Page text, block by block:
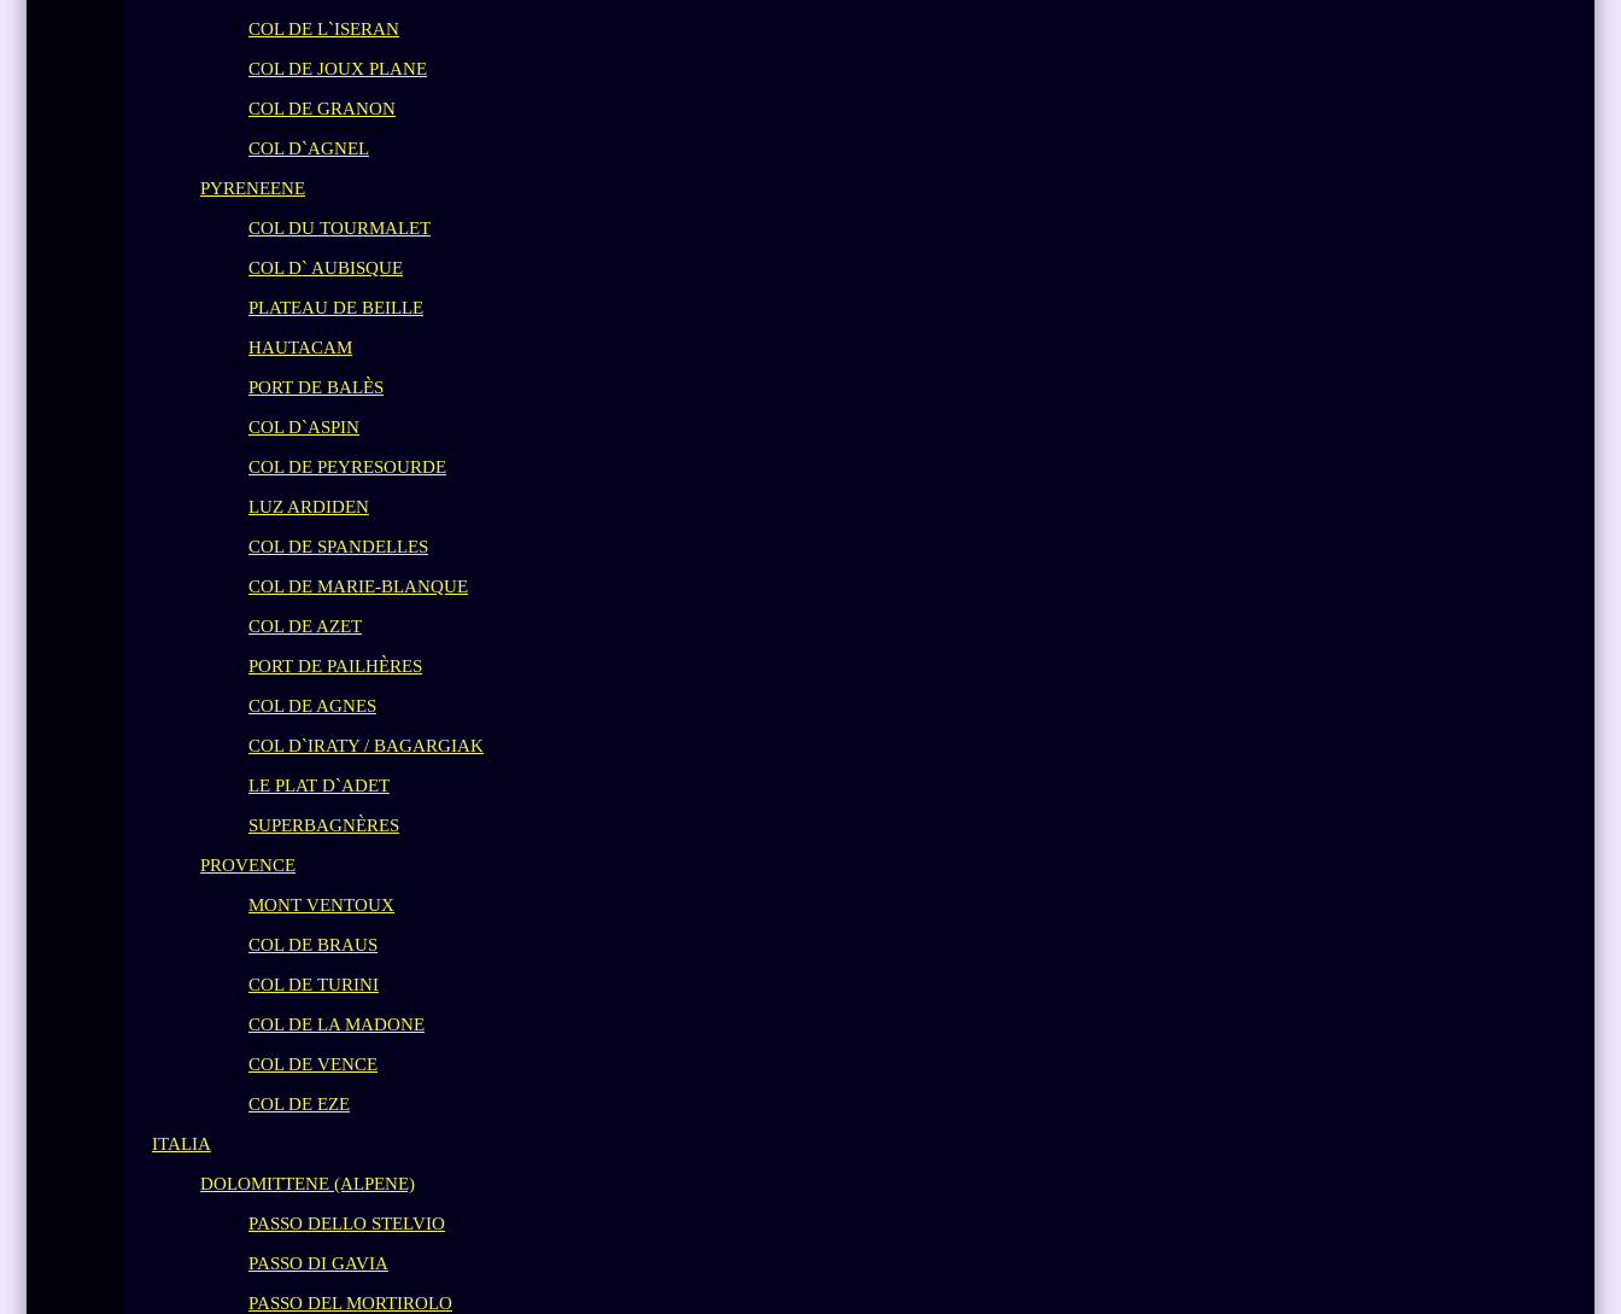
COL DE L`ISERAN
COL DE JOUX PLANE
COL DE GRANON
COL D`AGNEL
PYRENEENE
COL DU TOURMALET
COL D` AUBISQUE
PLATEAU DE BEILLE
HAUTACAM
PORT DE BALÈS
COL D`ASPIN
COL DE PEYRESOURDE
LUZ ARDIDEN
COL DE SPANDELLES
COL DE MARIE-BLANQUE
COL DE AZET
PORT DE PAILHÈRES
COL DE AGNES
COL D`IRATY / BAGARGIAK
LE PLAT D`ADET
SUPERBAGNÈRES
PROVENCE
MONT VENTOUX
COL DE BRAUS
COL DE TURINI
COL DE LA MADONE
COL DE VENCE
COL DE EZE
ITALIA
DOLOMITTENE (ALPENE)
PASSO DELLO STELVIO
PASSO DI GAVIA
PASSO DEL MORTIROLO